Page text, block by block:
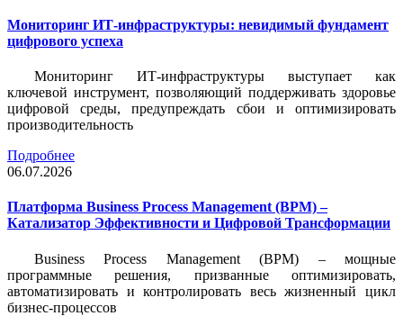
Мониторинг ИТ-инфраструктуры: невидимый фундамент
цифрового успеха
Мониторинг ИТ-инфраструктуры выступает как
ключевой инструмент, позволяющий поддерживать здоровье
цифровой среды, предупреждать сбои и оптимизировать
производительность
Подробнее
06.07.2026
Платформа Business Process Management (BPM) –
Катализатор Эффективности и Цифровой Трансформации
Business Process Management (BPM) – мощные
программные решения, призванные оптимизировать,
автоматизировать и контролировать весь жизненный цикл
бизнес-процессов